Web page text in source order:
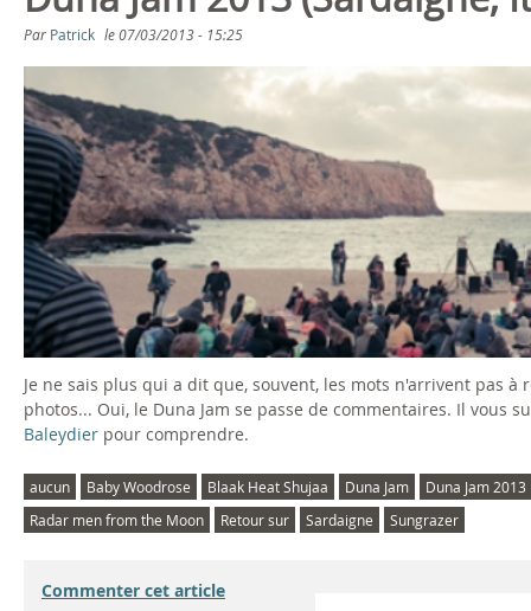
s
ê
t
e
s
i
c
i
Par Patrick le07/03/2013 - 15:25
Je ne sais plus qui a dit que, souvent, les mots n'arrivent pas
photos... Oui, le Duna Jam se passe de commentaires. Il
Baleydier pour comprendre.
aucun Baby Woodrose Blaak Heat Shujaa Duna Jam
Duna Jam 2013
Radar men from the Moon
Retour sur Sardaigne Sungrazer
Commenter cet article